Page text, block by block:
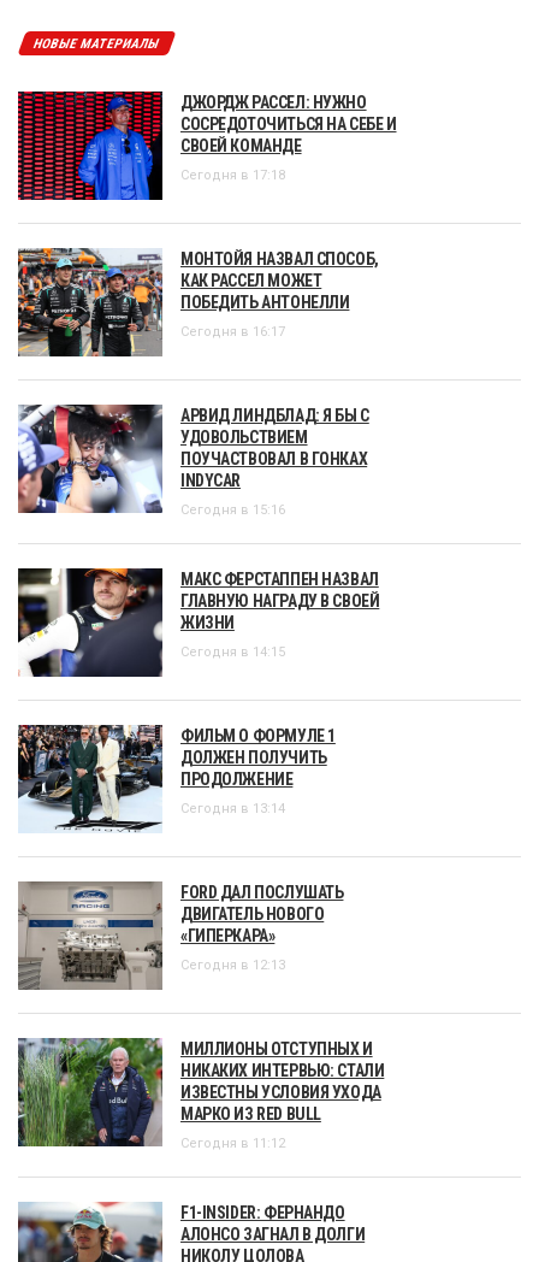
НОВЫЕ МАТЕРИАЛЫ
ДЖОРДЖ РАССЕЛ: НУЖНО
СОСРЕДОТОЧИТЬСЯ НА СЕБЕ И
СВОЕЙ КОМАНДЕ
Сегодня в 17:18
МОНТОЙЯ НАЗВАЛ СПОСОБ,
КАК РАССЕЛ МОЖЕТ
ПОБЕДИТЬ АНТОНЕЛЛИ
Сегодня в 16:17
АРВИД ЛИНДБЛАД: Я БЫ С
УДОВОЛЬСТВИЕМ
ПОУЧАСТВОВАЛ В ГОНКАХ
INDYCAR
Сегодня в 15:16
МАКС ФЕРСТАППЕН НАЗВАЛ
ГЛАВНУЮ НАГРАДУ В СВОЕЙ
ЖИЗНИ
Сегодня в 14:15
ФИЛЬМ О ФОРМУЛЕ 1
ДОЛЖЕН ПОЛУЧИТЬ
ПРОДОЛЖЕНИЕ
Сегодня в 13:14
FORD ДАЛ ПОСЛУШАТЬ
ДВИГАТЕЛЬ НОВОГО
«ГИПЕРКАРА»
Сегодня в 12:13
МИЛЛИОНЫ ОТСТУПНЫХ И
НИКАКИХ ИНТЕРВЬЮ: СТАЛИ
ИЗВЕСТНЫ УСЛОВИЯ УХОДА
МАРКО ИЗ RED BULL
Сегодня в 11:12
F1-INSIDER: ФЕРНАНДО
АЛОНСО ЗАГНАЛ В ДОЛГИ
НИКОЛУ ЦОЛОВА